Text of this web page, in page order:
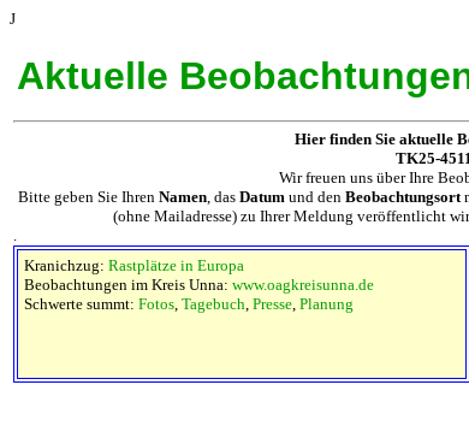
J
Aktuelle
Hier finden Sie aktuelle
TK25-
Wir freuen uns über Ihre
Bitte geben Sie Ihren Namen, das Datum und den Beobachtungsort
(ohne Mailadresse) zu Ihrer Meldung veröffentlicht
.
Kranichzug: Rastplätze in Europa
Beobachtungen im Kreis Unna: www.oagkreisunna.de
Schwerte summt: Fotos, Tagebuch, Presse, Planung